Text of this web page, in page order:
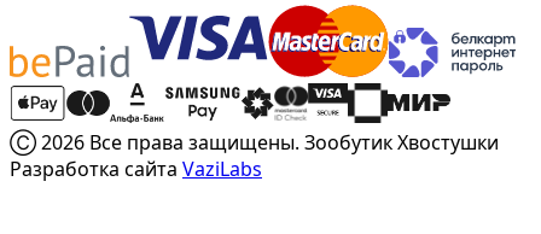
Ⓒ 2026 Все права защищены. Зообутик Хвостушки
Разработка сайта VaziLabs